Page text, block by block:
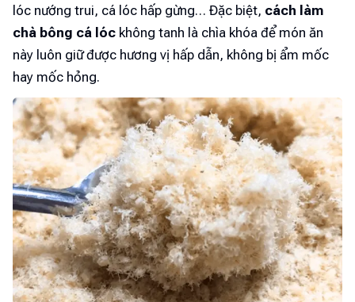
lóc nướng trui, cá lóc hấp gừng… Đặc biệt, cách làm
chà bông cá lóc không tanh là chìa khóa để món ăn
này luôn giữ được hương vị hấp dẫn, không bị ẩm mốc
hay mốc hỏng.